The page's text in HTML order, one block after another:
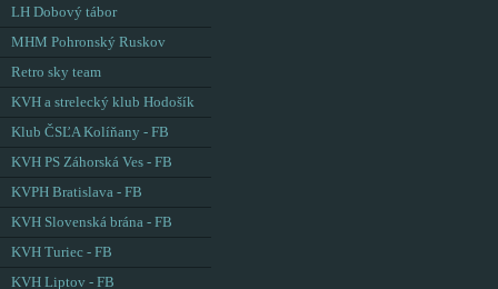
LH Dobový tábor
MHM Pohronský Ruskov
Retro sky team
KVH a strelecký klub Hodošík
Klub ČSĽA Kolíňany - FB
KVH PS Záhorská Ves - FB
KVPH Bratislava - FB
KVH Slovenská brána - FB
KVH Turiec - FB
KVH Liptov - FB